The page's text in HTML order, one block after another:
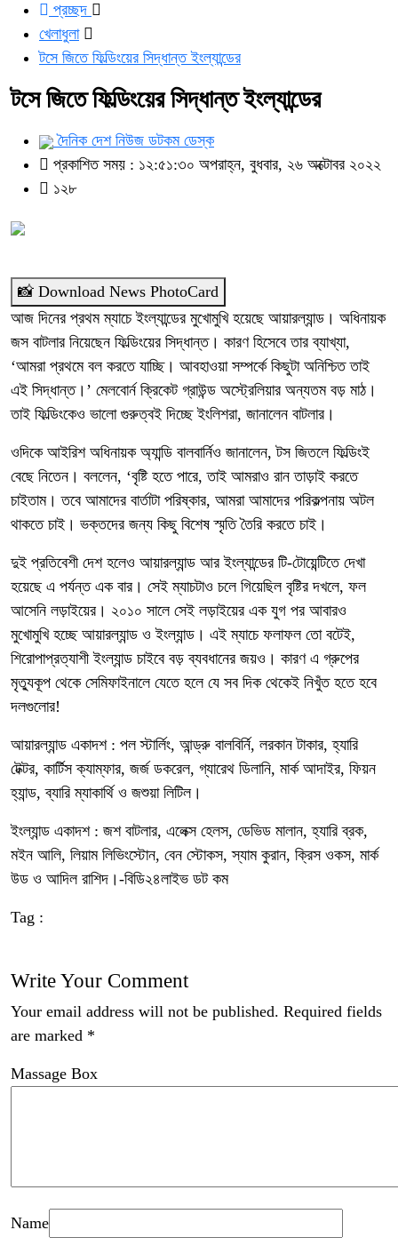
প্রচ্ছদ
খেলাধুলা
টসে জিতে ফিল্ডিংয়ের সিদ্ধান্ত ইংল্যান্ডের
টসে জিতে ফিল্ডিংয়ের সিদ্ধান্ত ইংল্যান্ডের
দৈনিক দেশ নিউজ ডটকম ডেস্ক
প্রকাশিত সময় : ১২:৫১:৩০ অপরাহ্ন, বুধবার, ২৬ অক্টোবর ২০২২
১২৮
📸 Download News PhotoCard
আজ দিনের প্রথম ম্যাচে ইংল্যান্ডের মুখোমুখি হয়েছে আয়ারল্যান্ড। অধিনায়ক
জস বাটলার নিয়েছেন ফিল্ডিংয়ের সিদ্ধান্ত। কারণ হিসেবে তার ব্যাখ্যা,
‘আমরা প্রথমে বল করতে যাচ্ছি। আবহাওয়া সম্পর্কে কিছুটা অনিশ্চিত তাই
এই সিদ্ধান্ত।’ মেলবোর্ন ক্রিকেট গ্রাউন্ড অস্ট্রেলিয়ার অন্যতম বড় মাঠ।
তাই ফিল্ডিংকেও ভালো গুরুত্বই দিচ্ছে ইংলিশরা, জানালেন বাটলার।
ওদিকে আইরিশ অধিনায়ক অ্যান্ডি বালবার্নিও জানালেন, টস জিতলে ফিল্ডিংই
বেছে নিতেন। বললেন, ‘বৃষ্টি হতে পারে, তাই আমরাও রান তাড়াই করতে
চাইতাম। তবে আমাদের বার্তাটা পরিষ্কার, আমরা আমাদের পরিকল্পনায় অটল
থাকতে চাই। ভক্তদের জন্য কিছু বিশেষ স্মৃতি তৈরি করতে চাই।
দুই প্রতিবেশী দেশ হলেও আয়ারল্যান্ড আর ইংল্যান্ডের টি-টোয়েন্টিতে দেখা
হয়েছে এ পর্যন্ত এক বার। সেই ম্যাচটাও চলে গিয়েছিল বৃষ্টির দখলে, ফল
আসেনি লড়াইয়ের। ২০১০ সালে সেই লড়াইয়ের এক যুগ পর আবারও
মুখোমুখি হচ্ছে আয়ারল্যান্ড ও ইংল্যান্ড। এই ম্যাচে ফলাফল তো বটেই,
শিরোপাপ্রত্যাশী ইংল্যান্ড চাইবে বড় ব্যবধানের জয়ও। কারণ এ গ্রুপের
মৃত্যুকূপ থেকে সেমিফাইনালে যেতে হলে যে সব দিক থেকেই নিখুঁত হতে হবে
দলগুলোর!
আয়ারল্যান্ড একাদশ : পল স্টার্লিং, আন্ড্রু বালবির্নি, লরকান টাকার, হ্যারি
টেক্টর, কার্টিস ক্যাম্ফার, জর্জ ডকরেল, গ্যারেথ ডিলানি, মার্ক আদাইর, ফিয়ন
হ্যান্ড, ব্যারি ম্যাকার্থি ও জশুয়া লিটিল।
ইংল্যান্ড একাদশ : জশ বাটলার, এলেক্স হেলস, ডেভিড মালান, হ্যারি ব্রক,
মইন আলি, লিয়াম লিভিংস্টোন, বেন স্টোকস, স্যাম কুরান, ক্রিস ওকস, মার্ক
উড ও আদিল রাশিদ।-বিডি২৪লাইভ ডট কম
Tag :
Write Your Comment
Your email address will not be published. Required fields
are marked *
Massage Box
Name